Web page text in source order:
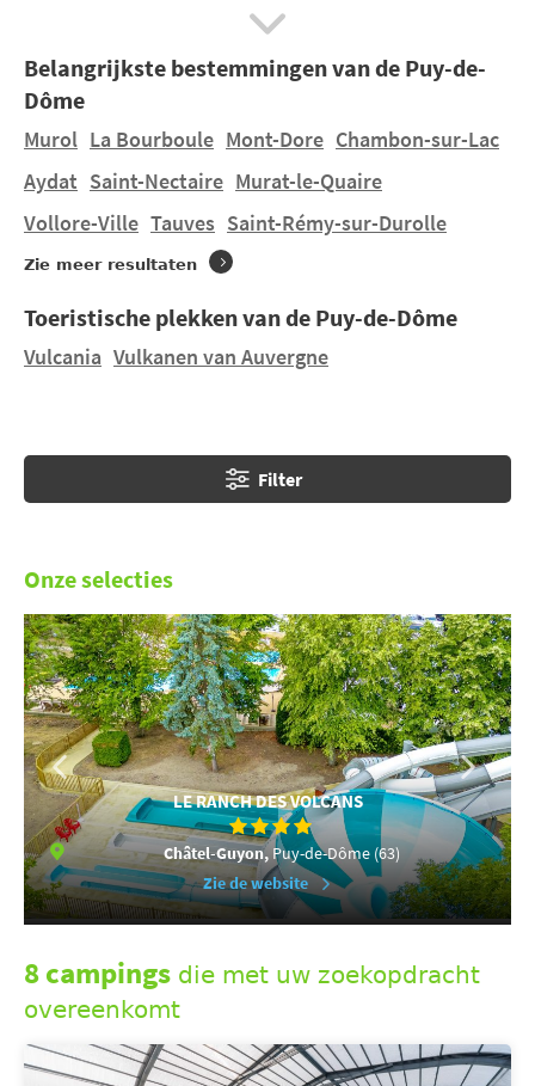
twee regionale parken, spa's en wintersportstations.
Er zijn geen campings direct inThiers.
van een van de 2 campings in de buurt van Thiers : 2
campings te Saint-Rémy-sur-Durolle op 5,74 km
Belangrijkste bestemmingen van de Puy-de-
Dôme
Murol La Bourboule Mont-Dore Chambon-sur-Lac
Aydat Saint-Nectaire Murat-le-Quaire
Vollore-Ville Tauves Saint-Rémy-sur-Durolle
Zie meer resultaten
Toeristische plekken van de Puy-de-Dôme
Vulcania Vulkanen van Auvergne
Filter
Onze selecties
LE RANCH DES VOLCANS
Châtel-Guyon, Puy-de-Dôme (63)
Zie de website
8 campings die met uw zoekopdracht
overeenkomt